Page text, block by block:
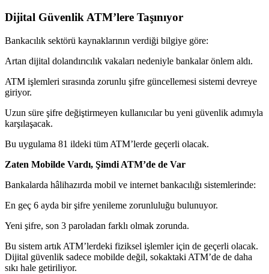
Dijital Güvenlik ATM’lere Taşınıyor
Bankacılık sektörü kaynaklarının verdiği bilgiye göre:
Artan dijital dolandırıcılık vakaları nedeniyle bankalar önlem aldı.
ATM işlemleri sırasında zorunlu şifre güncellemesi sistemi devreye
giriyor.
Uzun süre şifre değiştirmeyen kullanıcılar bu yeni güvenlik adımıyla
karşılaşacak.
Bu uygulama 81 ildeki tüm ATM’lerde geçerli olacak.
Zaten Mobilde Vardı, Şimdi ATM’de de Var
Bankalarda hâlihazırda mobil ve internet bankacılığı sistemlerinde:
En geç 6 ayda bir şifre yenileme zorunluluğu bulunuyor.
Yeni şifre, son 3 paroladan farklı olmak zorunda.
Bu sistem artık ATM’lerdeki fiziksel işlemler için de geçerli olacak.
Dijital güvenlik sadece mobilde değil, sokaktaki ATM’de de daha
sıkı hale getiriliyor.